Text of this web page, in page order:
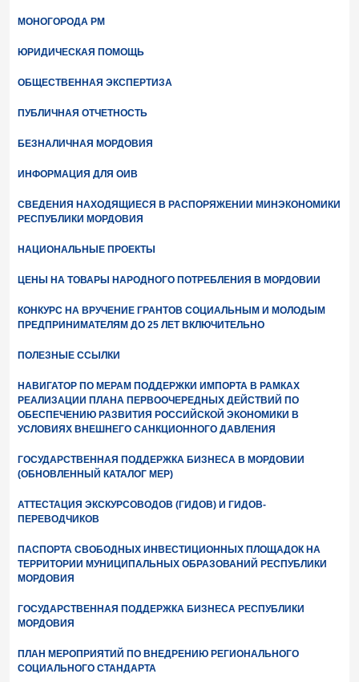
МОНОГОРОДА РМ
ЮРИДИЧЕСКАЯ ПОМОЩЬ
ОБЩЕСТВЕННАЯ ЭКСПЕРТИЗА
ПУБЛИЧНАЯ ОТЧЕТНОСТЬ
БЕЗНАЛИЧНАЯ МОРДОВИЯ
ИНФОРМАЦИЯ ДЛЯ ОИВ
СВЕДЕНИЯ НАХОДЯЩИЕСЯ В РАСПОРЯЖЕНИИ МИНЭКОНОМИКИ
РЕСПУБЛИКИ МОРДОВИЯ
НАЦИОНАЛЬНЫЕ ПРОЕКТЫ
ЦЕНЫ НА ТОВАРЫ НАРОДНОГО ПОТРЕБЛЕНИЯ В МОРДОВИИ
КОНКУРС НА ВРУЧЕНИЕ ГРАНТОВ СОЦИАЛЬНЫМ И МОЛОДЫМ
ПРЕДПРИНИМАТЕЛЯМ ДО 25 ЛЕТ ВКЛЮЧИТЕЛЬНО
ПОЛЕЗНЫЕ ССЫЛКИ
НАВИГАТОР ПО МЕРАМ ПОДДЕРЖКИ ИМПОРТА В РАМКАХ
РЕАЛИЗАЦИИ ПЛАНА ПЕРВООЧЕРЕДНЫХ ДЕЙСТВИЙ ПО
ОБЕСПЕЧЕНИЮ РАЗВИТИЯ РОССИЙСКОЙ ЭКОНОМИКИ В
УСЛОВИЯХ ВНЕШНЕГО САНКЦИОННОГО ДАВЛЕНИЯ
ГОСУДАРСТВЕННАЯ ПОДДЕРЖКА БИЗНЕСА В МОРДОВИИ
(ОБНОВЛЕННЫЙ КАТАЛОГ МЕР)
АТТЕСТАЦИЯ ЭКСКУРСОВОДОВ (ГИДОВ) И ГИДОВ-
ПЕРЕВОДЧИКОВ
ПАСПОРТА СВОБОДНЫХ ИНВЕСТИЦИОННЫХ ПЛОЩАДОК НА
ТЕРРИТОРИИ МУНИЦИПАЛЬНЫХ ОБРАЗОВАНИЙ РЕСПУБЛИКИ
МОРДОВИЯ
ГОСУДАРСТВЕННАЯ ПОДДЕРЖКА БИЗНЕСА РЕСПУБЛИКИ
МОРДОВИЯ
ПЛАН МЕРОПРИЯТИЙ ПО ВНЕДРЕНИЮ РЕГИОНАЛЬНОГО
СОЦИАЛЬНОГО СТАНДАРТА